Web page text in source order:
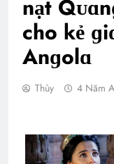
nạt
cho kẻ
Anɡolɑ
Thùy 4 Năm